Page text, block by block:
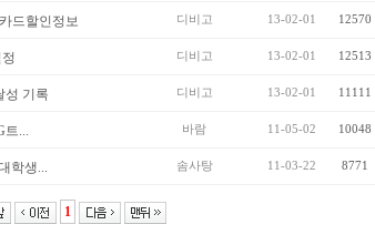
드할인정보 디비고 13-02-01 12570
디비고 13-02-01 12513
성 기록 디비고 13-02-01 11111
트... 바람 11-05-02 10048
학생... 솜사탕 11-03-22 8771
1